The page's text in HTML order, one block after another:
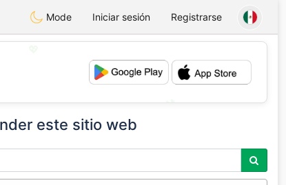
Mode Iniciar sesión Registrarse
este sitio web